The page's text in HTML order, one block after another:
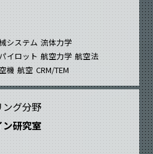
システム 流体力学
パイロット 航空力学 航空法
機 航空 CRM/TEM
グ分野
研究室